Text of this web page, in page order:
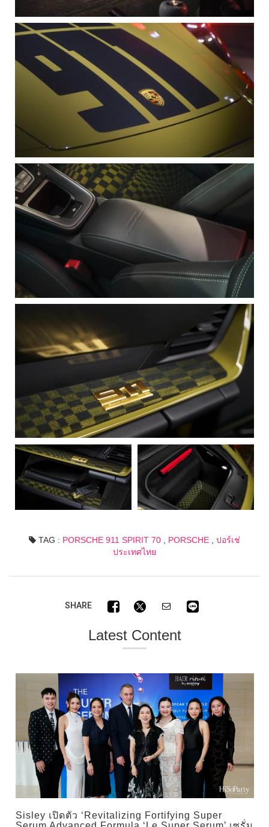
TAG : PORSCHE 911 SPIRIT 70 PORSCHE
ปอร์เช่
ประเทศไทย
SHARE
Latest Content
Sisley เปิดตัว ‘Revitalizing Fortifying Super